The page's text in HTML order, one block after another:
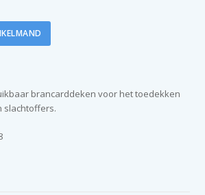
brancarddeken voor het toedekken
slachtoffers.